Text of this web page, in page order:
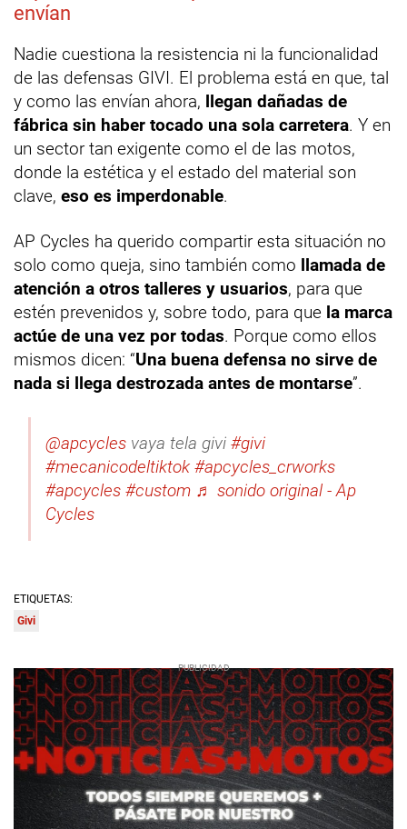
envían
Nadie cuestiona la resistencia ni la funcionalidad
de las defensas GIVI. El problema está en que, tal
y como las envían ahora, llegan dañadas de
fábrica sin haber tocado una sola carretera. Y en
un sector tan exigente como el de las motos,
donde la estética y el estado del material son
clave, eso es imperdonable.
AP Cycles ha querido compartir esta situación no
solo como queja, sino también como llamada de
atención a otros talleres y usuarios, para que
estén prevenidos y, sobre todo, para que la marca
actúe de una vez por todas. Porque como ellos
mismos dicen: “Una buena defensa no sirve de
nada si llega destrozada antes de montarse”.
@apcycles vaya tela givi #givi
#mecanicodeltiktok #apcycles_crworks
#apcycles #custom ♬ sonido original - Ap
Cycles
ETIQUETAS:
Givi